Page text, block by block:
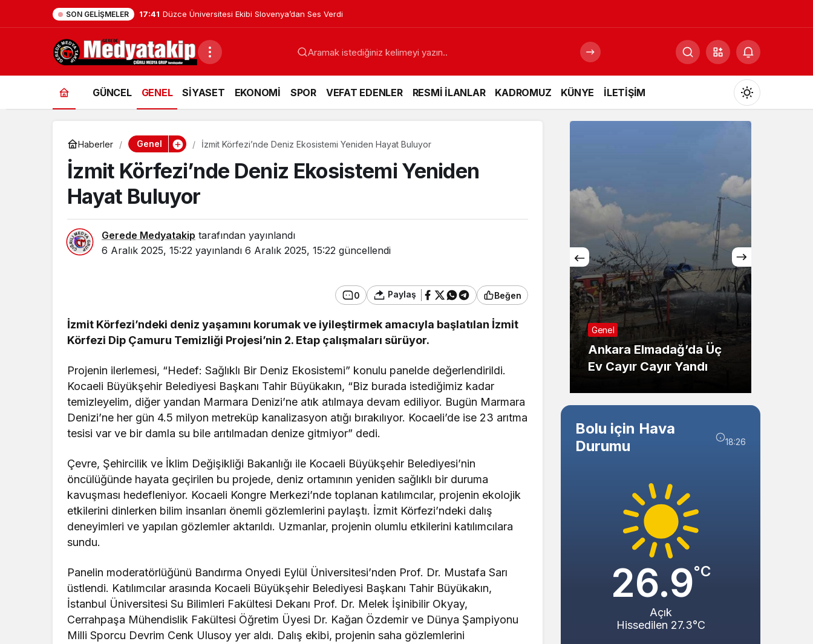
SON GELIŞMELER 17:41 Düzce Üniversitesi Ekibi Slovenya’dan Ses Verdi
GÜNCEL GENEL SİYASET EKONOMİ SPOR VEFAT EDENLER RESMİ İLANLAR KADROMUZ KÜNYE İLETİŞİM
Mod
değiştir
Gece Modu
Gece modunu seçin.
Sistem Modu
Sistem modunu seçin.
Haberler Genel İzmit Körfezi’nde Deniz Ekosistemi Yeniden Hayat Buluyor
İzmit Körfezi’nde Deniz Ekosistemi Yeniden
Hayat Buluyor
Gerede Medyatakip tarafından yayınlandı
6 Aralık 2025, 15:22 yayınlandı 6 Aralık 2025, 15:22 güncellendi
0 Paylaş Beğen
İzmit Körfezi’ndeki deniz yaşamını korumak ve iyileştirmek amacıyla başlatılan İzmit
Körfezi Dip Çamuru Temizliği Projesi’nin 2. Etap çalışmaları sürüyor.
Projenin ilerlemesi, “Hedef: Sağlıklı Bir Deniz Ekosistemi” konulu panelde değerlendirildi.
Kocaeli Büyükşehir Belediyesi Başkanı Tahir Büyükakın, “Biz burada istediğimiz kadar
temizleyelim, diğer yandan Marmara Denizi’ne atık atılmaya devam ediliyor. Bugün Marmara
Denizi’ne her gün 4.5 milyon metreküp kanalizasyon atığı bırakılıyor. Kocaeli’de ise 23 arıtma
tesisi var ve bir damla su bile arıtılmadan denize gitmiyor” dedi.
Çevre, Şehircilik ve İklim Değişikliği Bakanlığı ile Kocaeli Büyükşehir Belediyesi’nin
öncülüğünde hayata geçirilen bu projede, deniz ortamının yeniden sağlıklı bir duruma
kavuşması hedefleniyor. Kocaeli Kongre Merkezi’nde toplanan katılımcılar, projenin ekolojik
etkilerini dinlerken bilim insanları önemli gözlemlerini paylaştı. İzmit Körfezi’ndeki dalış
deneyimleri ve yapılan gözlemler aktarıldı. Uzmanlar, projenin olumlu etkilerini katılımcılara
sundu.
Panelin moderatörlüğünü Bandırma Onyedi Eylül Üniversitesi’nden Prof. Dr. Mustafa Sarı
üstlendi. Katılımcılar arasında Kocaeli Büyükşehir Belediyesi Başkanı Tahir Büyükakın,
İstanbul Üniversitesi Su Bilimleri Fakültesi Dekanı Prof. Dr. Melek İşinibilir Okyay,
Cerrahpaşa Mühendislik Fakültesi Öğretim Üyesi Dr. Kağan Özdemir ve Dünya Şampiyonu
Milli Sporcu Devrim Cenk Ulusoy yer aldı. Dalış ekibi, projenin saha gözlemlerini
Bolu’nun Tanınmış İsmi
Mahmut Alan Büyük
Tehlikeyi Önledi
Eğitim
Düzce Üniversitesi Ekibi
Slovenya’dan Ses Verdi
Genel
Ankara Elmadağ’da Üç
Ev Cayır Cayır Yandı
Bolu için Hava
Durumu
18:26
26.9°C
Açık
Hissedilen 27.3°C